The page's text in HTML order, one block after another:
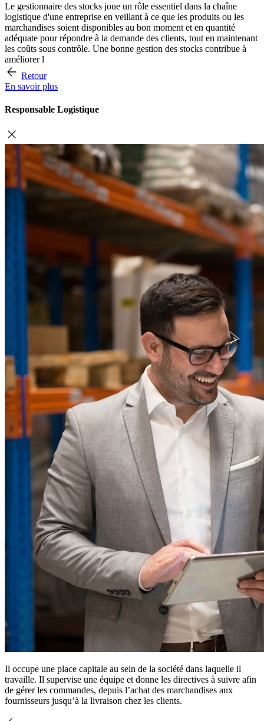
Le gestionnaire des stocks joue un rôle essentiel dans la chaîne
logistique d'une entreprise en veillant à ce que les produits ou les
marchandises soient disponibles au bon moment et en quantité
adéquate pour répondre à la demande des clients, tout en maintenant
les coûts sous contrôle. Une bonne gestion des stocks contribue à
améliorer l
Retour
En savoir plus
Responsable Logistique
Il occupe une place capitale au sein de la société dans laquelle il
travaille. Il supervise une équipe et donne les directives à suivre afin
de gérer les commandes, depuis l’achat des marchandises aux
fournisseurs jusqu’à la livraison chez les clients.